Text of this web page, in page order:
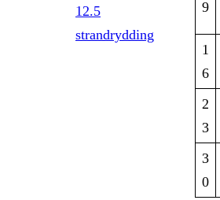
12.5
strandrydding
9
1
6
2
3
3
0